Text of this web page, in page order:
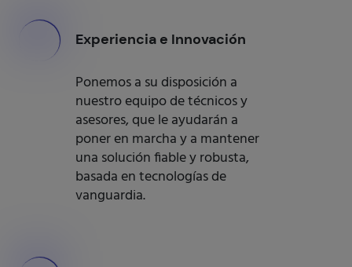
000 Experiencia e Innovación
Ponemos a su disposición a
nuestro equipo de técnicos y
asesores, que le ayudarán a
poner en marcha y a mantener
una solución fiable y robusta,
basada en tecnologías de
vanguardia.